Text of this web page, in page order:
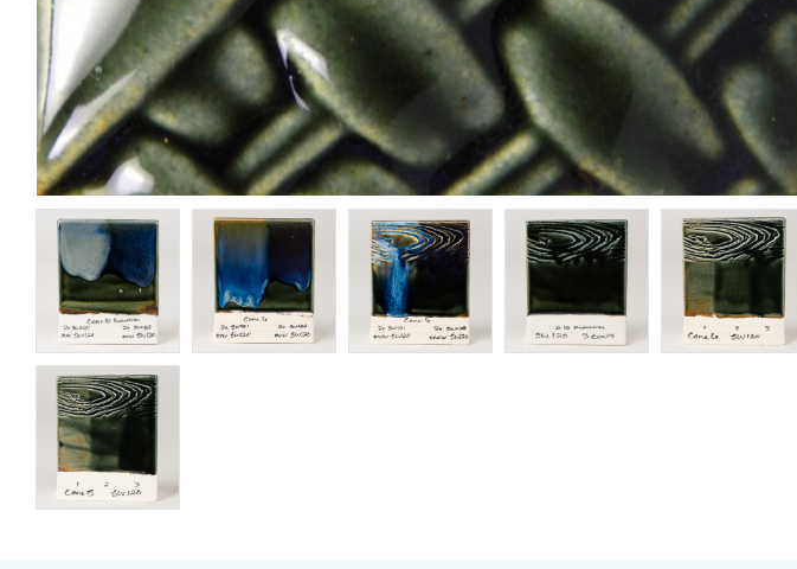
Delta Green
Penselglasyr för stengods
Art. nr: MS-106
260KR
I lager
Grass Green
Penselglasyr för stengods
Art. nr: STG-1214
Bright Green
Penselglasyr för stengods
Art. nr: STG-1273